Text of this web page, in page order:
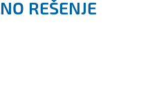
REŠENJE